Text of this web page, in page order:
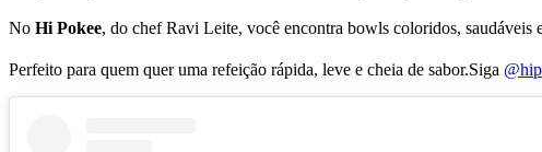
No Hi Pokee, do chef Ravi Leite, você encontra bowls coloridos, saudáveis
Perfeito para quem quer uma refeição rápida, leve e cheia de sabor.Siga